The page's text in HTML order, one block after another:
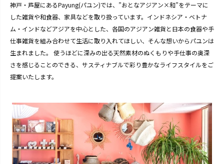
神戸・芦屋にあるPayung(パユン)では、”おとなアジアン×和”をテーマに
した雑貨や和食器、家具などを取り扱っています。インドネシア・ベトナ
ム・インドなどアジアを中心とした、各国のアジアン雑貨と日本の食器や手
仕事雑貨を組み合わせて生活に取り入れてほしい、そんな想いからパユンは
生まれました。 使うほどに深みの出る天然素材のぬくもりや手仕事の奥深
さを感じることのできる、サスティナブルで彩り豊かなライフスタイルをご
提案いたします。